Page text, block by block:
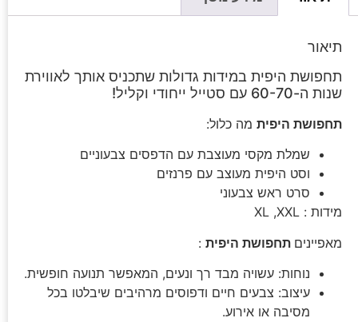
תיאור
תחפושת היפית במידות גדולות שתכניס אותך לאווירת
שנות ה-60-70 עם סטייל ייחודי וקליל!
תחפושת היפית מה כלול:
שמלת מקסי מעוצבת עם הדפסים צבעוניים
וסט היפית מעוצב עם פרנזים
סרט ראש צבעוני
מידות : XL ,XXL
מאפיינים תחפושת היפית :
נוחות: עשויה מבד רך ונעים, המאפשר תנועה חופשית.
עיצוב: צבעים חיים ודפוסים מרהיבים שיבלטו בכל
מסיבה או אירוע.